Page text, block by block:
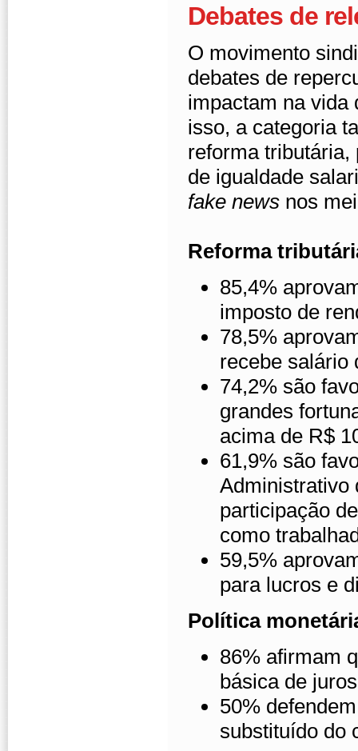
Debates de
O movimento
debates de
impactam na vida
isso, a categoria
reforma
de igualdade
fake news nos
Reforma
85,4%
imposto de
78,5%
recebe salário
74,2% são
grandes
acima de R$
61,9% são
Administrativo
participação
como
59,5%
para lucros e
Política
86% afirmam
básica de
50%
substituído do